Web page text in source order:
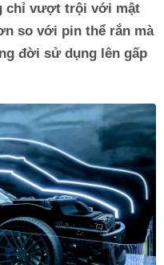
chỉ vượt trội với mật
so với pin thể rắn mà
đời sử dụng lên gấp